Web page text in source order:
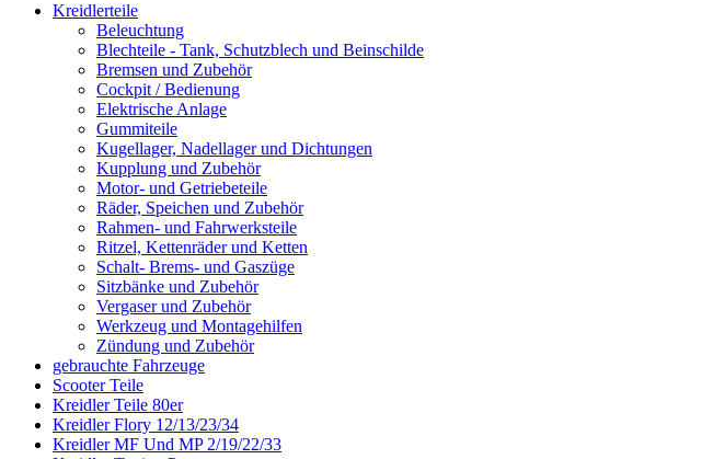
Kreidlerteile
Beleuchtung
Blechteile - Tank, Schutzblech und Beinschilde
Bremsen und Zubehör
Cockpit / Bedienung
Elektrische Anlage
Gummiteile
Kugellager, Nadellager und Dichtungen
Kupplung und Zubehör
Motor- und Getriebeteile
Räder, Speichen und Zubehör
Rahmen- und Fahrwerksteile
Ritzel, Kettenräder und Ketten
Schalt- Brems- und Gaszüge
Sitzbänke und Zubehör
Vergaser und Zubehör
Werkzeug und Montagehilfen
Zündung und Zubehör
gebrauchte Fahrzeuge
Scooter Teile
Kreidler Teile 80er
Kreidler Flory 12/13/23/34
Kreidler MF Und MP 2/19/22/33